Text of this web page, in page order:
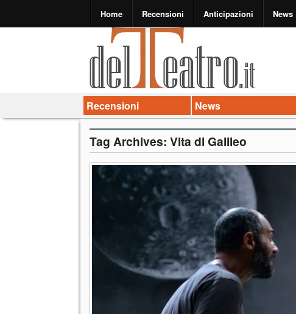
Home Recensioni Anticipazioni News
Recensioni News
Tag Archives: Vita di Galileo